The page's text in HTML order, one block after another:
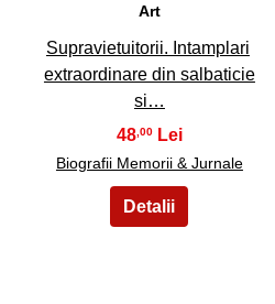
Art
Supravietuitorii. Intamplari
extraordinare din salbaticie
si…
48,00
Biografii Memorii & Jurnale